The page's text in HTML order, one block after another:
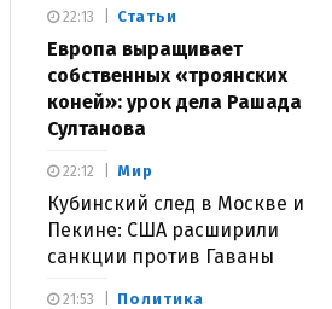
Статьи
Европа выращивает
собственных «троянских
коней»: урок дела Рашада
Султанова
22:13
Мир
Кубинский след в Москве и
Пекине: США расширили
санкции против Гаваны
22:12
Политика
21:53